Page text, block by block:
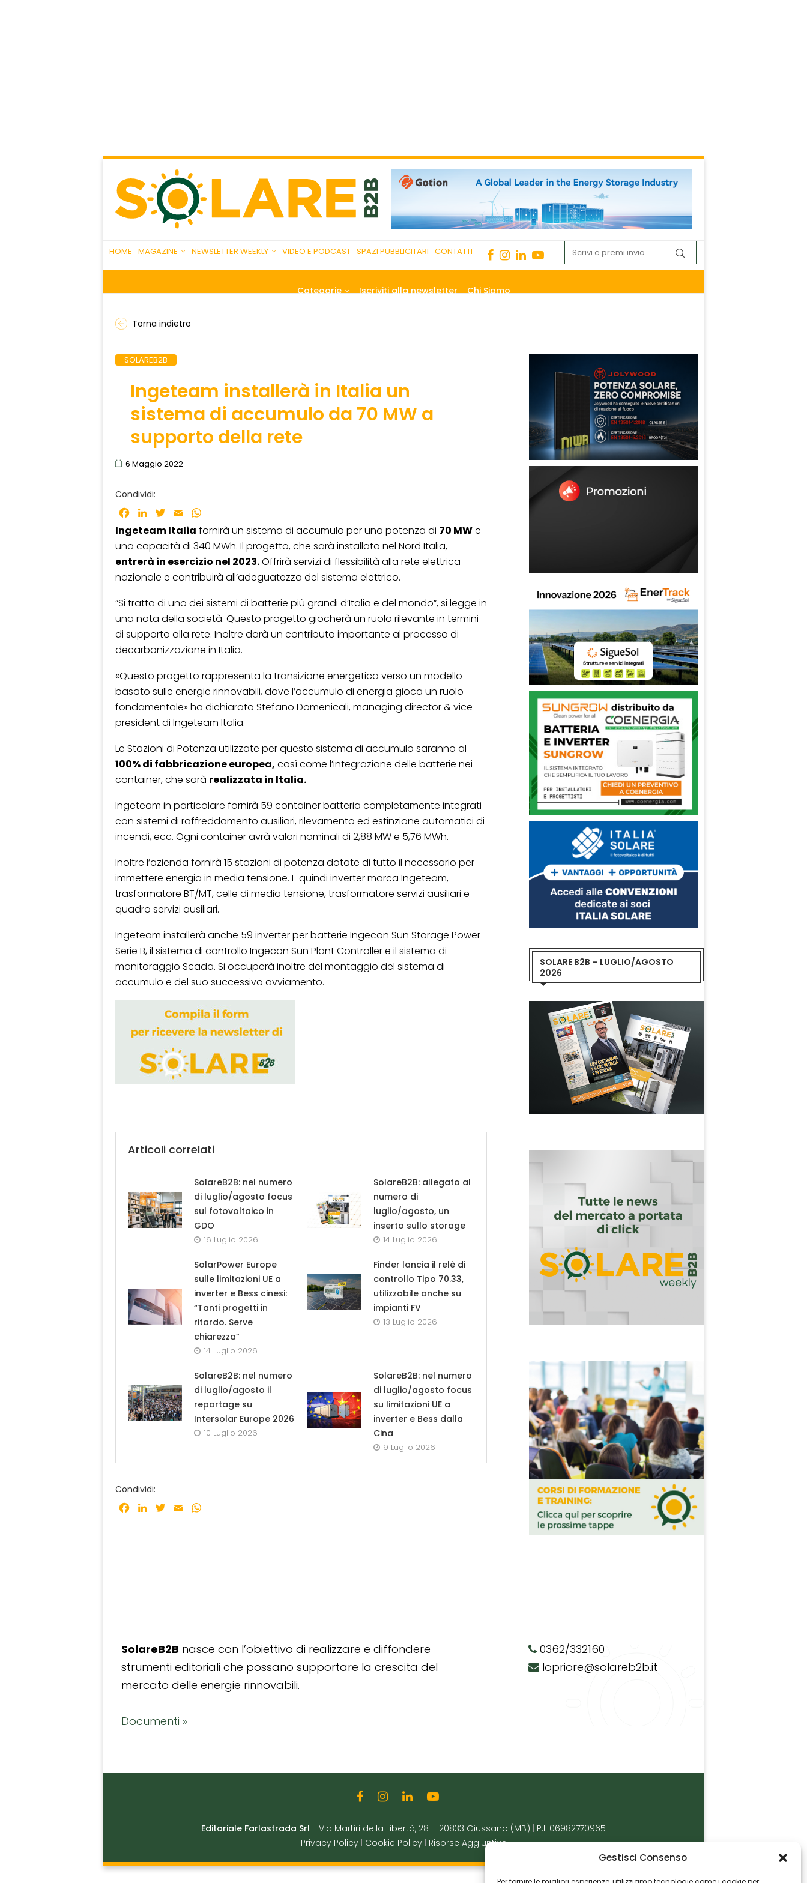
Gestisci Consenso
HOME MAGAZINE NEWSLETTER WEEKLY VIDEO E PODCAST SPAZI PUBBLICITARI CONTATTI
Categorie Iscriviti alla newsletter Chi Siamo
Torna indietro
SOLAREB2B
Ingeteam installerà in Italia un
sistema di accumulo da 70 MW a
supporto della rete
6 Maggio 2022
Condividi:
Facebook
LinkedInTwitter
Email
Ingeteam Italia fornirà un sistema di accumulo per una potenza di 70 MWe
una capacità di 340 MWh. Il progetto, che sarà installato nel Nord Italia,
entrerà in esercizio nel 2023.Offrirà servizi di flessibilità alla rete elettrica
nazionale e contribuirà all’adeguatezza del sistema elettrico.
“Si tratta di uno dei sistemi di batterie più grandi d’Italia e del mondo”, si legge in
una nota della società. Questo progetto giocherà un ruolo rilevante in termini
di supporto alla rete. Inoltre darà un contributo importante al processo di
decarbonizzazione in Italia.
«Questo progetto rappresenta la transizione energetica verso un modello
basato sulle energie rinnovabili, dove l’accumulo di energia gioca un ruolo
fondamentale» ha dichiarato Stefano Domenicali, managing director & vice
president di Ingeteam Italia.
Le Stazioni di Potenza utilizzate per questo sistema di accumulo saranno al
100% di fabbricazione europea, così come l’integrazione delle batterie nei
container, che sarà realizzata in Italia.
Ingeteam in particolare fornirà 59 container batteria completamente integrati
con sistemi di raffreddamento ausiliari, rilevamento ed estinzione automatici di
incendi, ecc. Ogni container avrà valori nominali di 2,88 MW e 5,76 MWh.
Inoltre l’azienda fornirà 15 stazioni di potenza dotate di tutto il necessario per
immettere energia in media tensione. E quindi inverter marca Ingeteam,
trasformatore BT/MT, celle di media tensione, trasformatore servizi ausiliari e
quadro servizi ausiliari.
Ingeteam installerà anche 59 inverter per batterie Ingecon Sun Storage Power
Serie B, il sistema di controllo Ingecon Sun Plant Controller e il sistema di
monitoraggio Scada. Si occuperà inoltre del montaggio del sistema di
accumulo e del suo successivo avviamento.
Articoli correlati
SolareB2B: nel numero
di luglio/agosto focus
sul fotovoltaico in
GDO
16 Luglio 2026
SolareB2B: allegato al
numero di
luglio/agosto, un
inserto sullo storage
14 Luglio 2026
SolarPower Europe
sulle limitazioni UE a
inverter e Bess cinesi:
“Tanti progetti in
ritardo. Serve
chiarezza”
14 Luglio 2026
Finder lancia il relè di
controllo Tipo 70.33,
utilizzabile anche su
impianti FV
13 Luglio 2026
SolareB2B: nel numero
di luglio/agosto il
reportage su
Intersolar Europe 2026
10 Luglio 2026
SolareB2B: nel numero
di luglio/agosto focus
su limitazioni UE a
inverter e Bess dalla
Cina
9 Luglio 2026
Condividi:
Facebook
LinkedInTwitter
Email
SOLARE B2B – LUGLIO/AGOSTO
2026
SolareB2B nasce con l’obiettivo di realizzare e diffondere
strumenti editoriali che possano supportare la crescita del
mercato delle energie rinnovabili.
Documenti »
0362/332160
lopriore@solareb2b.it
Editoriale Farlastrada Srl - Via Martiri della Libertà, 28 – 20833 Giussano (MB)
P.I. 06982770965
Privacy Policy
Cookie Policy Risorse Aggiuntive